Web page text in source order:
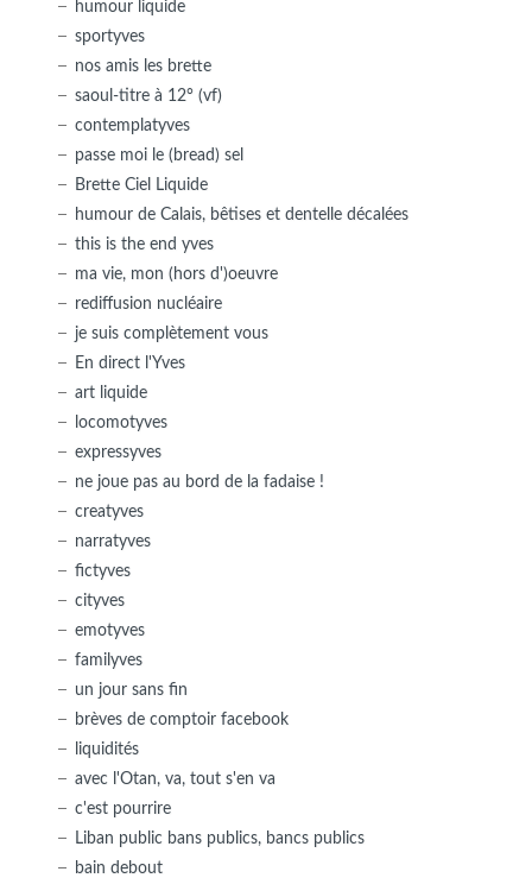
humour liquide
sportyves
nos amis les brette
saoul-titre à 12° (vf)
contemplatyves
passe moi le (bread) sel
Brette Ciel Liquide
humour de Calais, bêtises et dentelle décalées
this is the end yves
ma vie, mon (hors d')oeuvre
rediffusion nucléaire
je suis complètement vous
En direct l'Yves
art liquide
locomotyves
expressyves
ne joue pas au bord de la fadaise !
creatyves
narratyves
fictyves
cityves
emotyves
familyves
un jour sans fin
brèves de comptoir facebook
liquidités
avec l'Otan, va, tout s'en va
c'est pourrire
Liban public bans publics, bancs publics
bain debout